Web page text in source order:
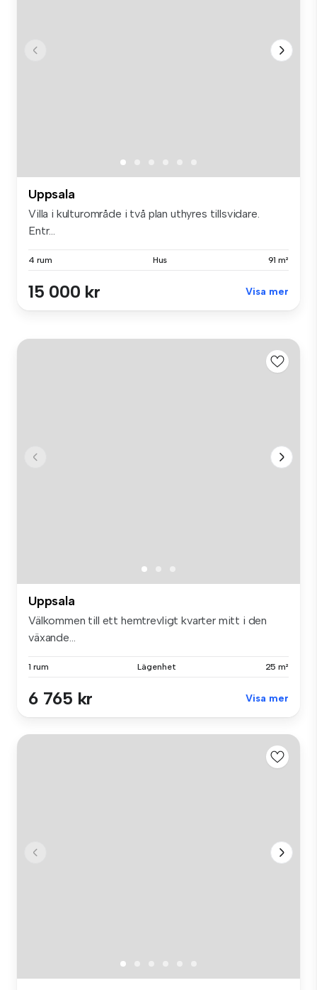
Uppsala
Villa i kulturområde i två plan uthyres tillsvidare.
Entr...
4 rum Hus 91 m²
15 000 kr Visa mer
Uppsala
Välkommen till ett hemtrevligt kvarter mitt i den
växande...
1 rum Lägenhet 25 m²
6 765 kr Visa mer